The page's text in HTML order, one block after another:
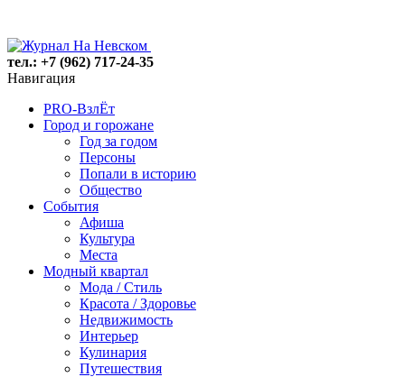
тел.: +7 (962) 717-24-35
Навигация
PRO-ВзлЁт
Город и горожане
Год за годом
Персоны
Попали в историю
Общество
События
Афиша
Культура
Места
Модный квартал
Мода / Стиль
Красота / Здоровье
Недвижимость
Интерьер
Кулинария
Путешествия